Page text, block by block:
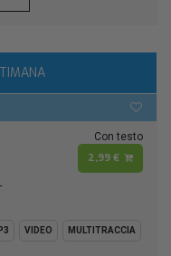
-
Con testo
2,99 €
VIDEO MULTITRACCIA